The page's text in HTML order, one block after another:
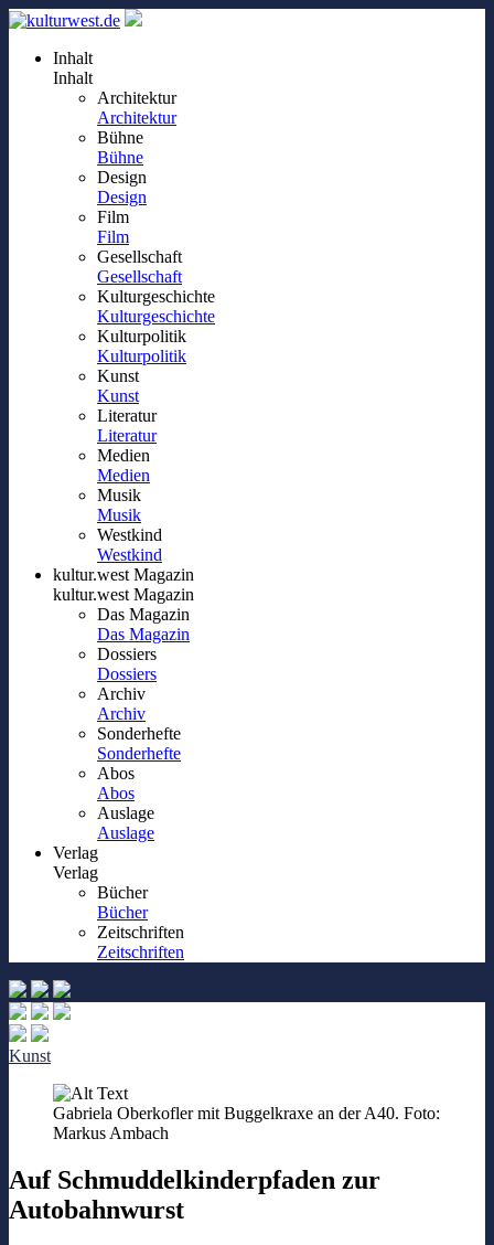
Inhalt
Inhalt
Architektur
Architektur
Bühne
Bühne
Design
Design
Film
Film
Gesellschaft
Gesellschaft
Kulturgeschichte
Kulturgeschichte
Kulturpolitik
Kulturpolitik
Kunst
Kunst
Literatur
Literatur
Medien
Medien
Musik
Musik
Westkind
Westkind
kultur.west Magazin
kultur.west Magazin
Das Magazin
Das Magazin
Dossiers
Dossiers
Archiv
Archiv
Sonderhefte
Sonderhefte
Abos
Abos
Auslage
Auslage
Verlag
Verlag
Bücher
Bücher
Zeitschriften
Zeitschriften
Kunst
Gabriela Oberkofler mit Buggelkraxe an der A40. Foto:
Markus Ambach
Auf Schmuddelkinderpfaden zur
Autobahnwurst